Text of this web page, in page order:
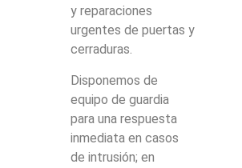
y reparaciones
urgentes de puertas y
cerraduras.
Disponemos de
equipo de guardia
para una respuesta
inmediata en casos
de intrusión; en